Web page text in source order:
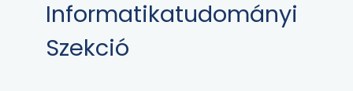
Informatikatudományi
Szekció